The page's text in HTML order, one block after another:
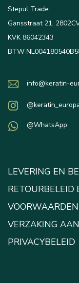
Stepul Trade
Gansstraat 21,
KVK 86042343
BTW
info@keratin-
@WhatsApp
LEVERING EN
RETOURBELEID
VOORWAARDEN
VERZAKING
PRIVACYBELEID